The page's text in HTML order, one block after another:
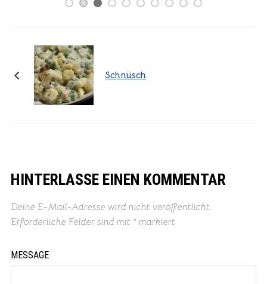
Schnüsch
HINTERLASSE EINEN KOMMENTAR
Deine E-Mail-Adresse wird nicht veröffentlicht.
Erforderliche Felder sind mit *markiert
MESSAGE